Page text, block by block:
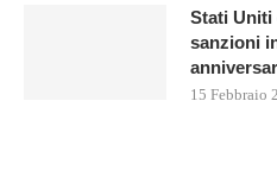
Stati Uniti
sanzioni
15 Febbraio